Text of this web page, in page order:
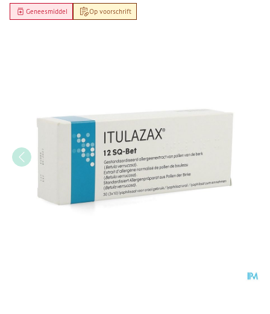
Op voorschrift
Geneesmiddel